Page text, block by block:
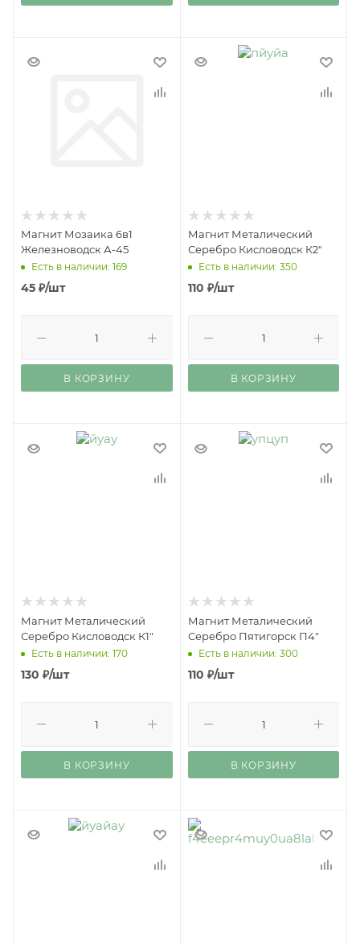
Магнит Мозаика 6в1
Железноводск А-45
Есть в наличии: 169
45 ₽/шт
В КОРЗИНУ
Магнит Металический
Серебро Кисловодск К2"
Есть в наличии: 350
110 ₽/шт
В КОРЗИНУ
Магнит Металический
Серебро Кисловодск К1"
Есть в наличии: 170
130 ₽/шт
В КОРЗИНУ
Магнит Металический
Серебро Пятигорск П4"
Есть в наличии: 300
110 ₽/шт
В КОРЗИНУ